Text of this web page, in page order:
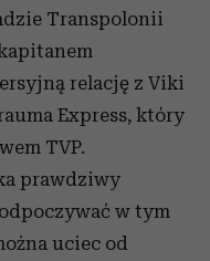
Transpolonii
relację z Viki
Express, który
TVP.
prawdziwy
w tym
uciec od